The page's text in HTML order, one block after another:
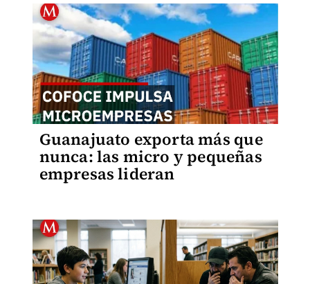
Guanajuato exporta más que
nunca: las micro y pequeñas
empresas lideran